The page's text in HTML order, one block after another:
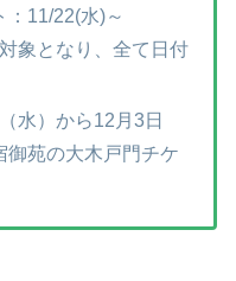
11/22(水)～
象となり、全て日付
水）から12月3日
御苑の大木戸門チケ